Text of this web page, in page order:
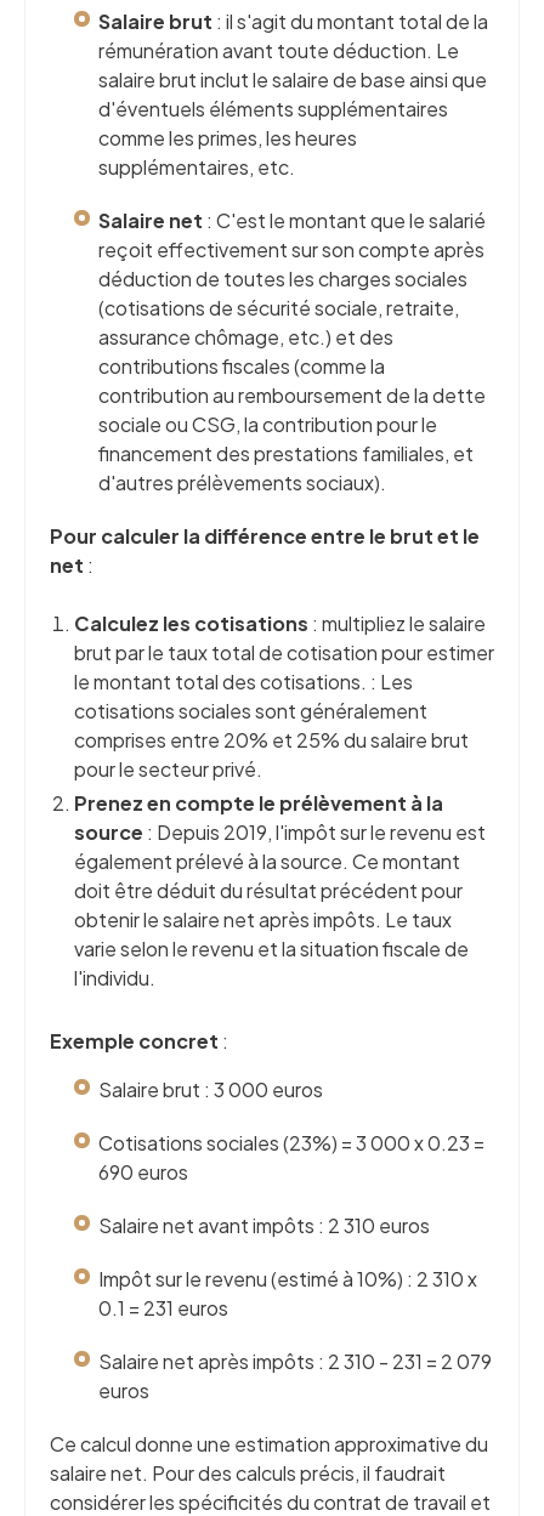
Salaire brut : il s'agit du montant total de la
rémunération avant toute déduction. Le
salaire brut inclut le salaire de base ainsi que
d'éventuels éléments supplémentaires
comme les primes, les heures
supplémentaires, etc.
Salaire net : C'est le montant que le salarié
reçoit effectivement sur son compte après
déduction de toutes les charges sociales
(cotisations de sécurité sociale, retraite,
assurance chômage, etc.) et des
contributions fiscales (comme la
contribution au remboursement de la dette
sociale ou CSG, la contribution pour le
financement des prestations familiales, et
d'autres prélèvements sociaux).
Pour calculer la différence entre le brut et le
net :
Calculez les cotisations : multipliez le salaire
brut par le taux total de cotisation pour estimer
le montant total des cotisations. : Les
cotisations sociales sont généralement
comprises entre 20% et 25% du salaire brut
pour le secteur privé.
Prenez en compte le prélèvement à la
source : Depuis 2019, l'impôt sur le revenu est
également prélevé à la source. Ce montant
doit être déduit du résultat précédent pour
obtenir le salaire net après impôts. Le taux
varie selon le revenu et la situation fiscale de
l'individu.
Exemple concret :
Salaire brut : 3 000 euros
Cotisations sociales (23%) = 3 000 x 0.23 =
690 euros
Salaire net avant impôts : 2 310 euros
Impôt sur le revenu (estimé à 10%) : 2 310 x
0.1 = 231 euros
Salaire net après impôts : 2 310 - 231 = 2 079
euros
Ce calcul donne une estimation approximative du
salaire net. Pour des calculs précis, il faudrait
considérer les spécificités du contrat de travail et